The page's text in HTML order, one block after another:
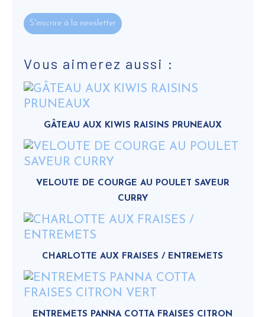
S'inscrire à la newsletter
Vous aimerez aussi :
GÂTEAU AUX KIWIS RAISINS PRUNEAUX
VELOUTE DE COURGE AU POULET SAVEUR
CURRY
CHARLOTTE AUX FRAISES / ENTREMETS
ENTREMETS PANNA COTTA FRAISES CITRON